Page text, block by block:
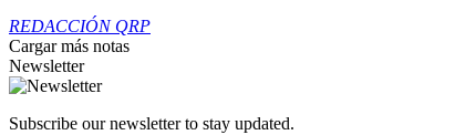
REDACCIÓN QRP
Cargar más notas
Newsletter
Subscribe our newsletter to stay updated.